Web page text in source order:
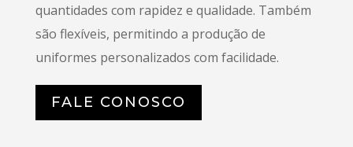
quantidades com rapidez e qualidade. Também
são flexíveis, permitindo a produção de
uniformes personalizados com facilidade.
FALE CONOSCO